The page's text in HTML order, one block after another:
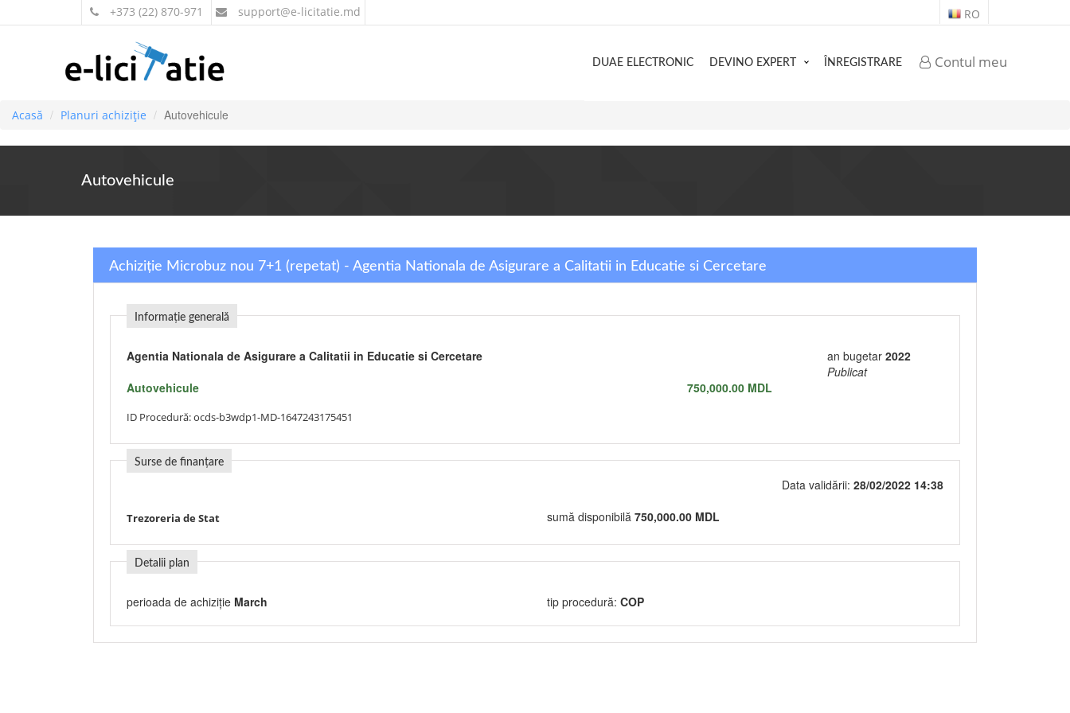
+373 (22) 870-971 support@e-licitatie.md RO
Contul meu
DUAE ELECTRONIC DEVINO EXPERT ÎNREGISTRARE
Acasă Planuri achiziție Autovehicule
Autovehicule
Achiziție Microbuz nou 7+1 (repetat) - Agentia Nationala de Asigurare a Calitatii in Educatie si Cercetare
Informație generală
Agentia Nationala de Asigurare a Calitatii in Educatie si Cercetare an bugetar 2022
Publicat
Autovehicule
750,000.00 MDL
ID Procedură:ocds-b3wdp1-MD-1647243175451
Surse de finanțare
Data validării: 28/02/2022 14:38
Trezoreria de Stat sumă disponibilă 750,000.00 MDL
Detalii plan
perioada de achiziție March tip procedură: COP